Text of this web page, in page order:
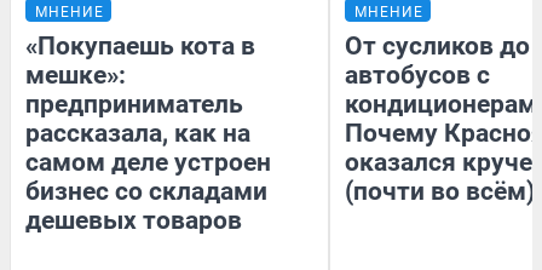
МНЕНИЕ
«Покупаешь кота в
мешке»:
предприниматель
рассказала, как на
самом деле устроен
бизнес со складами
дешевых товаров
МНЕНИЕ
От сусликов до
автобусов с
Почему
оказался
(почти во всём)